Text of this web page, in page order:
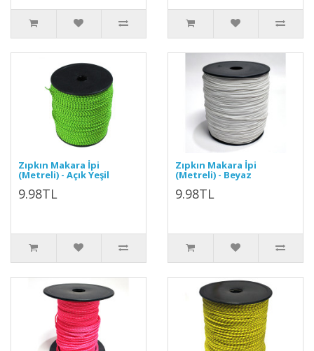
Zıpkın Makara İpi
(Metreli) - Açık Yeşil
9.98TL
Zıpkın Makara İpi
(Metreli) - Beyaz
9.98TL